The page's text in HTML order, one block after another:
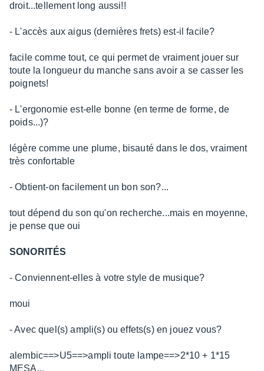
droit...tellement long aussi!!
- L'accès aux aigus (dernières frets) est-il facile?
facile comme tout, ce qui permet de vraiment jouer sur
toute la longueur du manche sans avoir a se casser les
poignets!
- L'ergonomie est-elle bonne (en terme de forme, de
poids...)?
légère comme une plume, bisauté dans le dos, vraiment
très confortable
- Obtient-on facilement un bon son?...
tout dépend du son qu'on recherche...mais en moyenne,
je pense que oui
SONORITÉS
- Conviennent-elles à votre style de musique?
moui
- Avec quel(s) ampli(s) ou effets(s) en jouez vous?
alembic==>U5==>ampli toute lampe==>2*10 + 1*15
MESA...